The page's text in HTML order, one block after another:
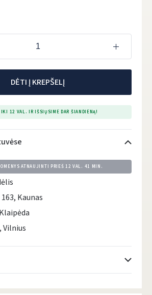
DĖTI Į KREPŠELĮ
12 VAL. IR IŠSIŲSIME DAR ŠIANDIENĄ!
ATNAUJINTI PRIEŠ12 VAL. 41 MIN.
Kaunas
Vilnius
taškai- 0.00 €